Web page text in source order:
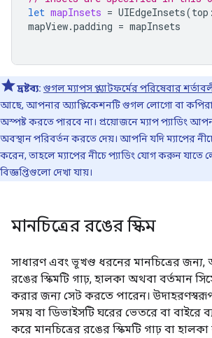
let mapInsets = UIEdgeInsets(top :
mapView.padding = mapInsets
দ্রষ্টব্য: গুগল ম্যাপস প্ল্যাটফর্মের পরিষেবার
আছে, আপনার অ্যাপ্লিকেশনটি গুগল লোগো বা
অস্পষ্ট করতে পারবে না। প্রয়োজনে ম্যাপ প্যাডিং
অবস্থান পরিবর্তন করতে দেয়। আপনি যদি ম্যাপের
করেন, তাহলে ম্যাপের নীচে প্যাডিং যোগ করুন
বিজ্ঞপ্তিগুলো দেখা যায়।
মানচিত্রের রঙের স্কিম
সাধারণ এবং ভূখণ্ড ধরনের মানচিত্রের জন্য,
রঙের স্কিমটি গাঢ়, হালকা অথবা বর্তমান
করার জন্য সেট করতে পারেন।
সময় বা ডিভাইসটি ঘরের ভেতরে বা বাইরে
করে মানচিত্রের রঙের স্কিমটি গাঢ় বা